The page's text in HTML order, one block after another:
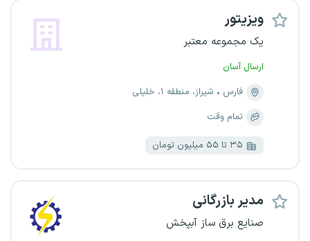
ویزیتور
یک مجموعه معتبر
ارسال آسان
فارس
شیراز، منطقه ۱، خلیلی
تمام وقت
۳۵ تا ۵۵ میلیون تومان
مدیر بازرگانی
صنایع برق ساز آبپخش